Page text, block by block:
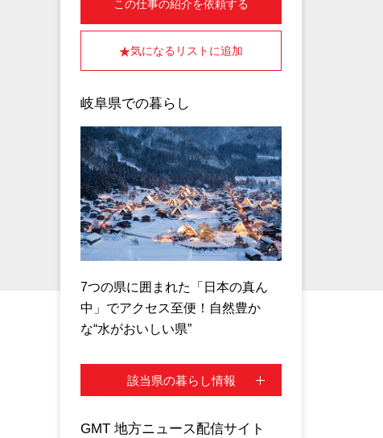
この仕事の紹介を依頼する
気になるリストに追加
岐阜県での暮らし
7つの県に囲まれた「日本の真ん
中」でアクセス至便！自然豊か
な“水がおいしい県”
該当県の暮らし情報
GMT 地方ニュース配信サイト